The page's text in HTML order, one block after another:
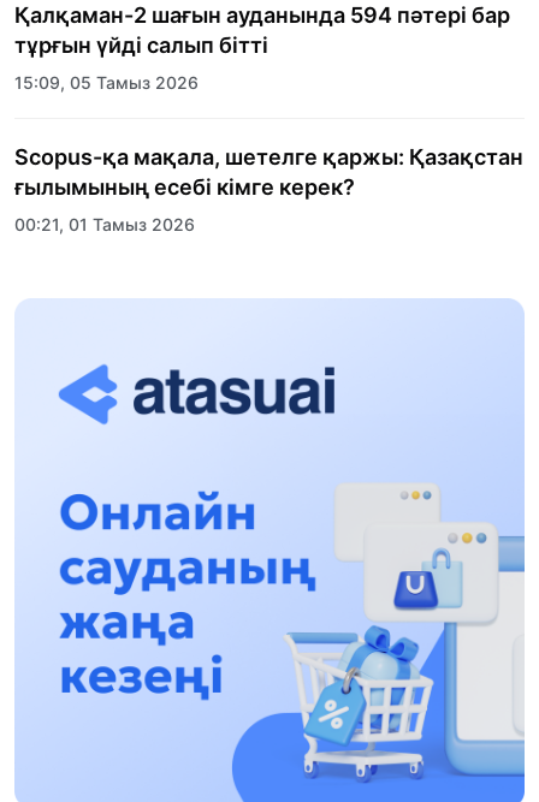
Қалқаман-2 шағын ауданында 594 пәтері бар
тұрғын үйді салып бітті
15:09, 05 Тамыз 2026
Scopus-қа мақала, шетелге қаржы: Қазақстан
ғылымының есебі кімге керек?
00:21, 01 Тамыз 2026
«Заң керуені» жобасы: Абай облысында
17:31, 31 Шілде 2026
13:13, 30 Шілде 2026
Асхат Асылбеков: Күшті билікке күшті
тұлғалар керек!
12:01, 28 Шілде 2026
Абзал Достияр: Думан Мұхаметкәрімді
Алматы түрмесіне ауыстыруы мүмкін
16:15, 27 Шілде 2026